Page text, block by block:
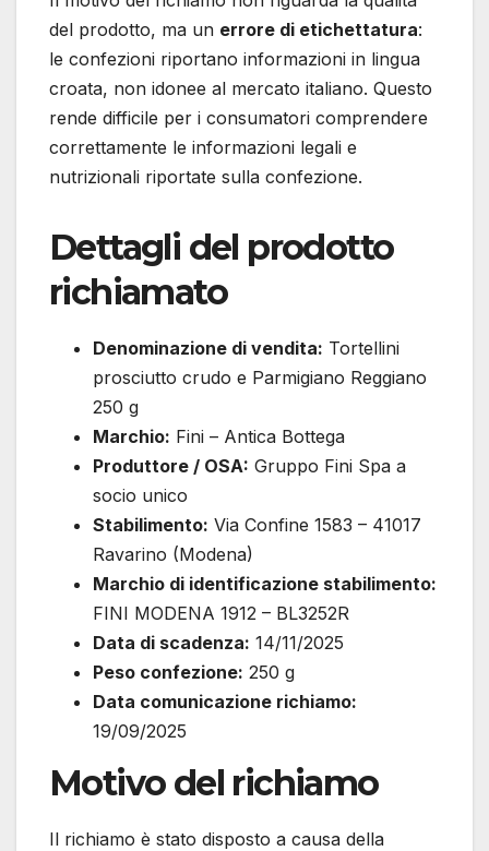
del prodotto, ma un errore di etichettatura:
le confezioni riportano informazioni in lingua
croata, non idonee al mercato italiano. Questo
rende difficile per i consumatori comprendere
correttamente le informazioni legali e
nutrizionali riportate sulla confezione.
Dettagli del prodotto
richiamato
Denominazione di vendita: Tortellini
prosciutto crudo e Parmigiano Reggiano
250 g
Marchio: Fini – Antica Bottega
Produttore / OSA: Gruppo Fini Spa a
socio unico
Stabilimento: Via Confine 1583 – 41017
Ravarino (Modena)
Marchio di identificazione stabilimento:
FINI MODENA 1912 – BL3252R
Data di scadenza: 14/11/2025
Peso confezione: 250 g
Data comunicazione richiamo:
19/09/2025
Motivo del richiamo
Il richiamo è stato disposto a causa della